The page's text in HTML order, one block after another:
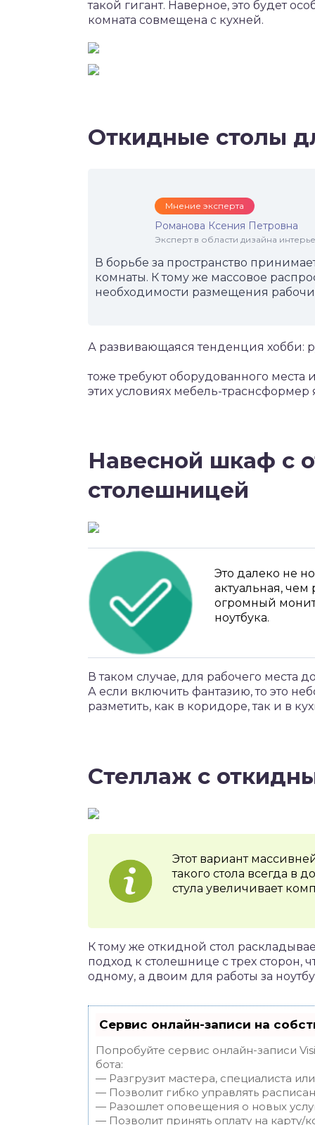
такой гигант. Наверное, это будет
комната совмещена с кухней.
Откидные столы
Мнение эксперта
Романова Ксения Петровна
Эксперт в области дизайна
В борьбе за пространство
комнаты. К тому же массовое
необходимости размещения
А развивающаяся тенденция хобби:
тоже требуют оборудованного места
этих условиях мебель-
Навесной шкаф с
столешницей
Это далеко не
актуальная,
огромный
ноутбука.
В таком случае, для рабочего места
А если включить фантазию, то это
разметить, как в коридоре, так и в
Стеллаж с
Этот вариант
такого стола всегда в
стула увеличивает
К тому же откидной стол
подход к столешнице с трех сторон,
одному, а двоим для работы за
Сервис онлайн-записи на
Попробуйте сервис онлайн-записи
бота:
— Разгрузит мастера, специалиста
— Позволит гибко управлять
— Разошлет оповещения о новых
— Позволит принять оплату на карту/